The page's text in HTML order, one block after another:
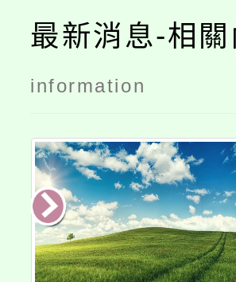
最新消息-相關
information